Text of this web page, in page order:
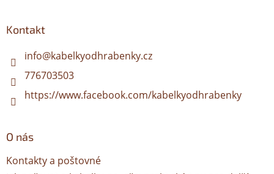
Kontakt
info@kabelkyodhrabenky.cz
776703503
https://www.facebook.com/kabelkyodhrabenky
O nás
Kontakty a poštovné